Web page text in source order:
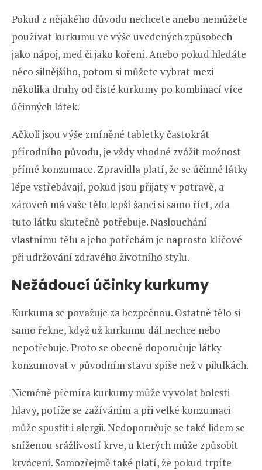
Pokud z nějakého důvodu nechcete anebo nemůžete
používat kurkumu ve výše uvedených způsobech
jako nápoj, med či jako koření. Anebo pokud hledáte
něco silnějšího, potom si můžete vybrat mezi
několika druhy od čisté kurkumy po kombinací více
účinných látek.
Ačkoli jsou výše zmíněné tabletky častokrát
přírodního původu, je vždy vhodné zvážit možnost
přímé konzumace. Zpravidla platí, že se účinné látky
lépe vstřebávají, pokud jsou přijaty v potravě, a
zároveň má vaše tělo lepší šanci si samo říct, zda
tuto látku skutečně potřebuje. Naslouchání
vlastnímu tělu a jeho potřebám je naprosto klíčové
při udržování zdravého životního stylu.
Nežádoucí účinky kurkumy
Kurkuma se považuje za bezpečnou. Ostatně tělo si
samo řekne, když už kurkumu dál nechce nebo
nepotřebuje. Proto se obecně doporučuje látky
konzumovat v původním stavu spíše než v pilulkách.
Nicméně přemíra kurkumy může vyvolat bolesti
hlavy, potíže se zažíváním a při velké konzumaci
může spustit i alergii. Nedoporučuje se také lidem se
sníženou srážlivostí krve, u kterých může způsobit
krvácení. Samozřejmě také platí, že pokud trpíte